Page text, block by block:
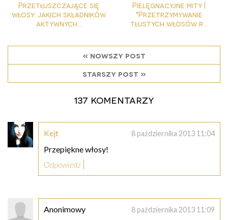
Przetłuszczające się
włosy: jakich składników
aktywnych...
Pielęgnacyjne mity |
"Przetrzymywanie
tłustych włosów r...
« nowszy post
starszy post »
137 komentarzy
Kejt 8 października 2013 11:04
Przepiękne włosy!
Odpowiedz
Anonimowy 8 października 2013 11:09